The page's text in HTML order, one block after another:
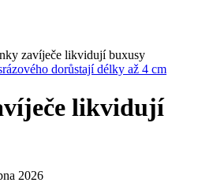
zavíječe likvidují buxusy
likvidují
2026